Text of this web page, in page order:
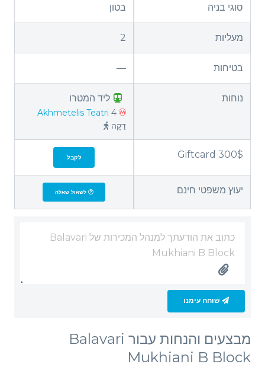
סוגי בניה בטון
מעליות 2
בטיחות —
נוחות ליד המטרו
Akhmetelis Teatri 4
דַקָה
Giftcard 300$ לקבל
יעוץ משפטי חינם לשאול שאלה
שוחח עימנו
מבצעים והנחות עבור Balavari
Mukhiani B Block